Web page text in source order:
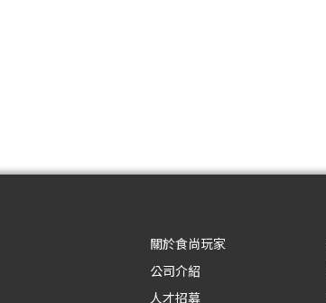
關於食尚玩家
公司介紹
人才招募